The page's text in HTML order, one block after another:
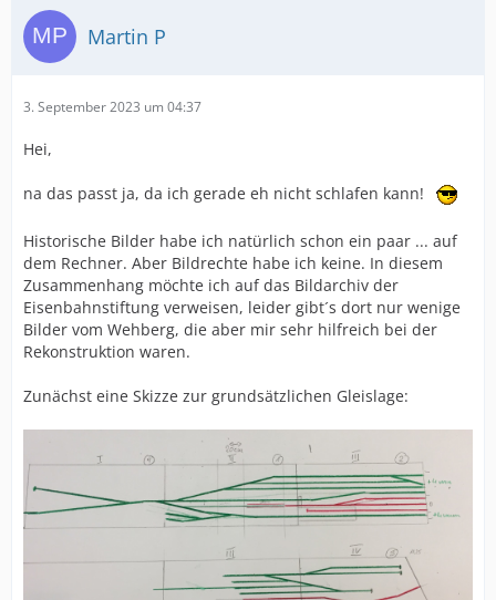
Martin P
3. September 2023 um 04:37
Hei,
na das passt ja, da ich gerade eh nicht schlafen kann!
Historische Bilder habe ich natürlich schon ein paar ... auf
dem Rechner. Aber Bildrechte habe ich keine. In diesem
Zusammenhang möchte ich auf das Bildarchiv der
Eisenbahnstiftung verweisen, leider gibt´s dort nur wenige
Bilder vom Wehberg, die aber mir sehr hilfreich bei der
Rekonstruktion waren.
Zunächst eine Skizze zur grundsätzlichen Gleislage: